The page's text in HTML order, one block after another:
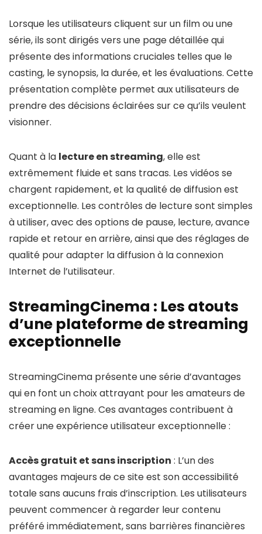
Lorsque les utilisateurs cliquent sur un film ou une
série, ils sont dirigés vers une page détaillée qui
présente des informations cruciales telles que le
casting, le synopsis, la durée, et les évaluations. Cette
présentation complète permet aux utilisateurs de
prendre des décisions éclairées sur ce qu’ils veulent
visionner.
Quant à la lecture en streaming, elle est
extrêmement fluide et sans tracas. Les vidéos se
chargent rapidement, et la qualité de diffusion est
exceptionnelle. Les contrôles de lecture sont simples
à utiliser, avec des options de pause, lecture, avance
rapide et retour en arrière, ainsi que des réglages de
qualité pour adapter la diffusion à la connexion
Internet de l’utilisateur.
StreamingCinema : Les atouts
d’une plateforme de streaming
exceptionnelle
StreamingCinema présente une série d’avantages
qui en font un choix attrayant pour les amateurs de
streaming en ligne. Ces avantages contribuent à
créer une expérience utilisateur exceptionnelle :
Accès gratuit et sans inscription : L’un des
avantages majeurs de ce site est son accessibilité
totale sans aucuns frais d’inscription. Les utilisateurs
peuvent commencer à regarder leur contenu
préféré immédiatement, sans barrières financières